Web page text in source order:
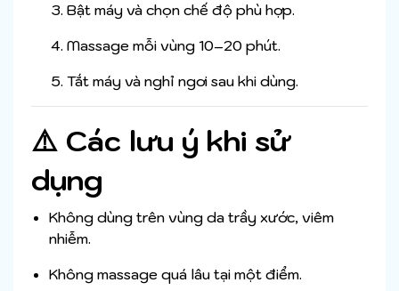
Bật máy và chọn chế độ phù hợp.
Massage mỗi vùng 10–20 phút.
Tắt máy và nghỉ ngơi sau khi dùng.
⚠️ Các lưu ý khi sử
dụng
Không dùng trên vùng da trầy xước, viêm
nhiễm.
Không massage quá lâu tại một điểm.